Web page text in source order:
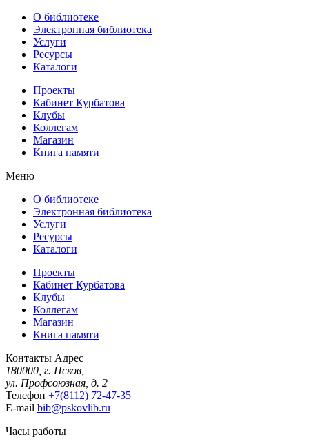
О библиотеке
Электронная библиотека
Услуги
Ресурсы
Каталоги
Проекты
Кабинет Курбатова
Клубы
Коллегам
Магазин
Книга памяти
Меню
О библиотеке
Электронная библиотека
Услуги
Ресурсы
Каталоги
Проекты
Кабинет Курбатова
Клубы
Коллегам
Магазин
Книга памяти
Контакты Адрес
180000, г. Псков,
ул. Профсоюзная, д. 2
Телефон +7(8112) 72-47-35
E-mail bib@pskovlib.ru
Часы работы